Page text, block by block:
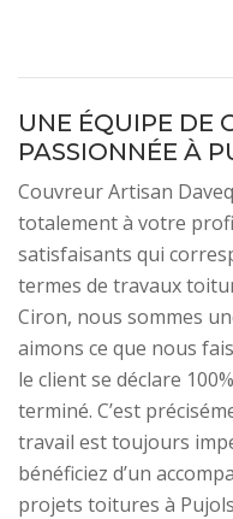
UNE ÉQUIPE DE
PASSIONNÉE À
Couvreur Artisan
totalement à votre
satisfaisants qui
termes de travaux
Ciron, nous sommes
aimons ce que nous
le client se déclare
terminé. C’est
travail est toujours
bénéficiez d’un
projets toitures à